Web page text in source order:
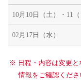
10月10日（土）・11（
02月17日（水）
※ 日程・内容は変更と
情報をご確認くださ